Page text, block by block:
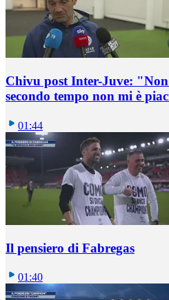
Chivu post Inter-Juve:
secondo tempo non mi è
01:44
Il pensiero di Fabregas
01:40